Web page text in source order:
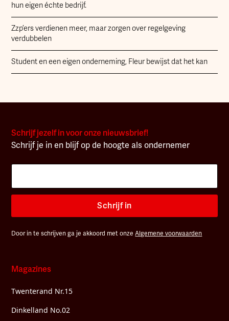
hun eigen échte bedrijf.
Zzp’ers verdienen meer, maar zorgen over regelgeving
verdubbelen
Student en een eigen onderneming, Fleur bewijst dat het kan
Schrijf jezelf in voor onze nieuwsbrief!
Schrijf je in en blijf op de hoogte als ondernemer
Schrijf in
Door in te schrijven ga je akkoord met onzeAlgemene voorwaarden
Magazines
Twenterand Nr.15
Dinkelland No.02